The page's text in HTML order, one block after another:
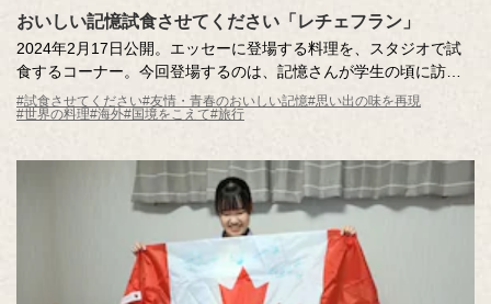
おいしい記憶試食させてください「レチェフラン」
2024年2月17日公開。エッセーに登場する料理を、スタジオで試
食するコーナー。今回登場するのは、記憶さんが学生の頃に訪れ
た、フィリピン・マニラで出会ったデザート「レチェフラン」。
旅情あふれる濃厚な味を、記憶さんがスタジオにお届けします。
#試食させてください#友情・青春のおいしい記憶#思い出の味を再現
#世界の料理#海外#国境をこえて#旅行